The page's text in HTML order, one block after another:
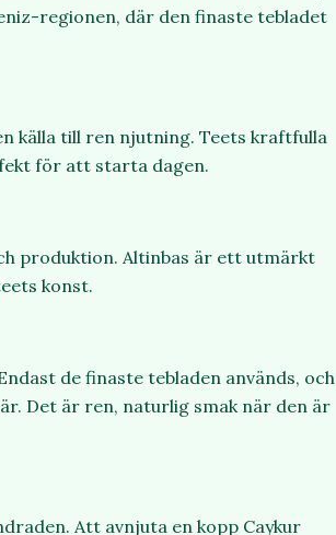
regionen, där den finaste tebladet
källa till ren njutning. Teets kraftfulla
för att starta dagen.
produktion. Altinbas är ett utmärkt
konst.
de finaste tebladen används, och
Det är ren, naturlig smak när den är
Att avnjuta en kopp Caykur